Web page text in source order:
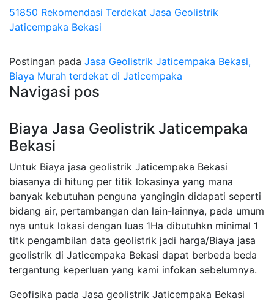
51850 Rekomendasi Terdekat Jasa Geolistrik
Jaticempaka Bekasi
Postingan pada Jasa Geolistrik Jaticempaka Bekasi,
Biaya Murah terdekat di Jaticempaka
Navigasi pos
Biaya Jasa Geolistrik Jaticempaka
Bekasi
Untuk Biaya jasa geolistrik Jaticempaka Bekasi
biasanya di hitung per titik lokasinya yang mana
banyak kebutuhan penguna yangingin didapati seperti
bidang air, pertambangan dan lain-lainnya, pada umum
nya untuk lokasi dengan luas 1Ha dibutuhkn minimal 1
titk pengambilan data geolistrik jadi harga/Biaya jasa
geolistrik di Jaticempaka Bekasi dapat berbeda beda
tergantung keperluan yang kami infokan sebelumnya.
Geofisika pada Jasa geolistrik Jaticempaka Bekasi